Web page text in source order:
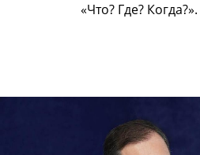
«Что? Где?